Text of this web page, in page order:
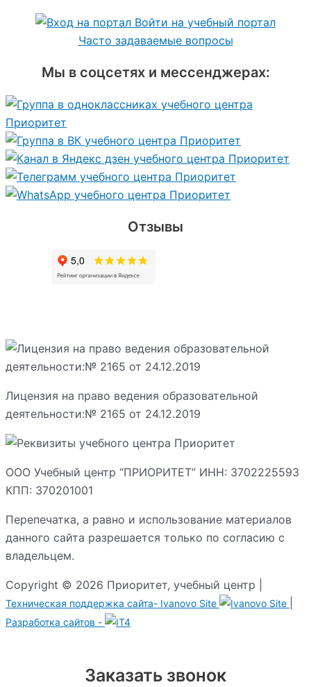
Войти на учебный портал
Часто задаваемые вопросы
Мы в соцсетях и мессенджерах:
Отзывы
Лицензия на право ведения образовательной
деятельности:№ 2165 от 24.12.2019
ООО Учебный центр “ПРИОРИТЕТ” ИНН: 3702225593
КПП: 370201001
Перепечатка, а равно и использование материалов
данного сайта разрешается только по согласию с
владельцем.
Copyright © 2026 Приоритет, учебный центр |
Техническая поддержка сайта- Ivanovo Site
Разработка сайтов -
Заказать звонок